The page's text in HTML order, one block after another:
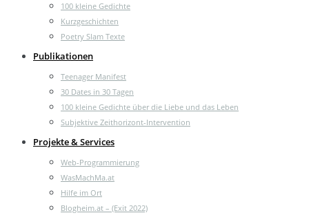
100 kleine Gedichte
Kurzgeschichten
Poetry Slam Texte
Publikationen
Teenager Manifest
30 Dates in 30 Tagen
100 kleine Gedichte über die Liebe und das Leben
Subjektive Zeithorizont-Intervention
Projekte & Services
Web-Programmierung
WasMachMa.at
Hilfe im Ort
Blogheim.at – (Exit 2022)